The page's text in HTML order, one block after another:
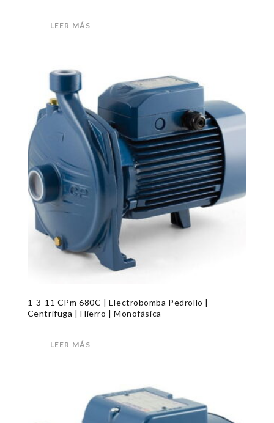
LEER MÁS
1-3-11 CPm 680C | Electrobomba Pedrollo |
Centrífuga | Hierro | Monofásica
LEER MÁS